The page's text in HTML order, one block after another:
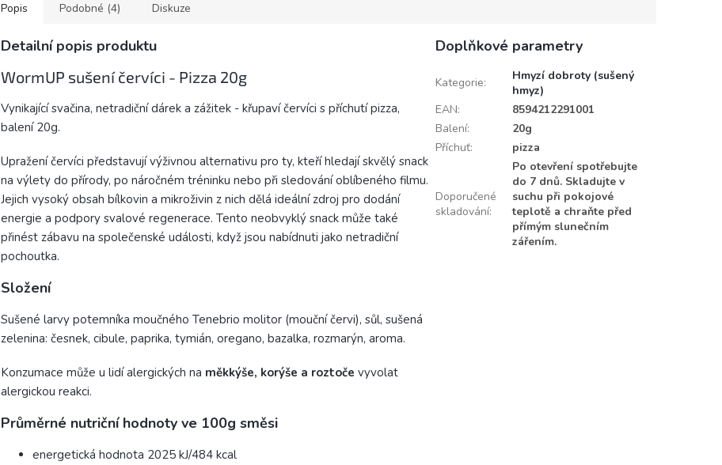
Popis Podobné (4) Diskuze
Detailní popis produktu
WormUP sušení červíci - Pizza 20g
Vynikající svačina, netradiční dárek a zážitek - křupaví červíci s příchutí pizza,
balení 20g.
Upražení červíci představují výživnou alternativu pro ty, kteří hledají skvělý snack
na výlety do přírody, po náročném tréninku nebo při sledování oblíbeného filmu.
Jejich vysoký obsah bílkovin a mikroživin z nich dělá ideální zdroj pro dodání
energie a podpory svalové regenerace. Tento neobvyklý snack může také
přinést zábavu na společenské události, když jsou nabídnuti jako netradiční
pochoutka.
Složení
Sušené larvy potemníka moučného Tenebrio molitor (mouční červi), sůl, sušená
zelenina: česnek, cibule, paprika, tymián, oregano, bazalka, rozmarýn, aroma.
Konzumace může u lidí alergických na měkkýše, korýše a roztoče vyvolat
alergickou reakci.
Průměrné nutriční hodnoty ve 100g směsi
energetická hodnota 2025 kJ/484 kcal
Doplňkové parametry
Kategorie:
Hmyzí dobroty (sušený
hmyz)
EAN:
8594212291001
Balení:
20g
Příchuť: pizza
Doporučené
skladování:
Po otevření spotřebujte
do 7 dnů. Skladujte v
suchu při pokojové
teplotě a chraňte před
přímým slunečním
zářením.